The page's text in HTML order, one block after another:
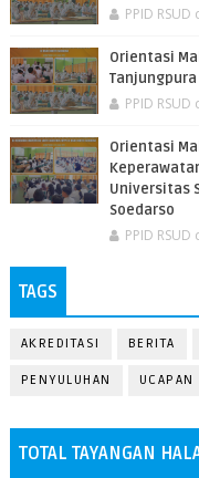
PPID
Orientasi
Tanjungpura
PPID
Orientasi
Universitas
Soedarso
PPID
TAGS
AKREDITASI BERITA
PENYULUHAN UCAPAN
TOTAL TAYANGAN